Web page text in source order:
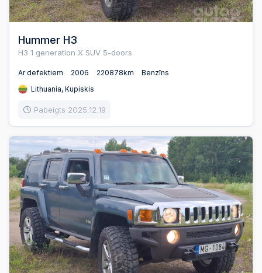
Hummer H3
H3 1 generation X SUV 5-doors
Ar defektiem 2006 220878km
Benzīns
Lithuania, Kupiskis
Pabeigts 2025.12.19